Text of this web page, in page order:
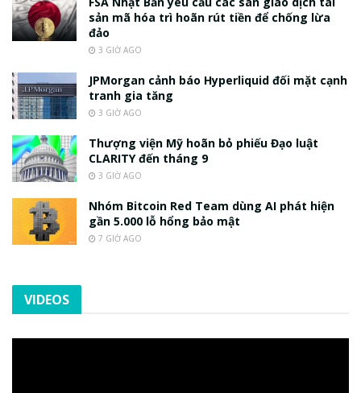
sản mã hóa trì hoãn rút tiền để chống lừa
đảo
3 GIỜ AGO
JPMorgan cảnh báo Hyperliquid đối mặt cạnh
tranh gia tăng
3 GIỜ AGO
Thượng viện Mỹ hoãn bỏ phiếu Đạo luật
CLARITY đến tháng 9
3 GIỜ AGO
Nhóm Bitcoin Red Team dùng AI phát hiện
gần 5.000 lỗ hổng bảo mật
7 GIỜ AGO
VIDEOS